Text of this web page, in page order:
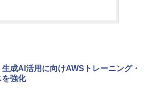
成AI活用に向けAWSトレーニング・
を強化